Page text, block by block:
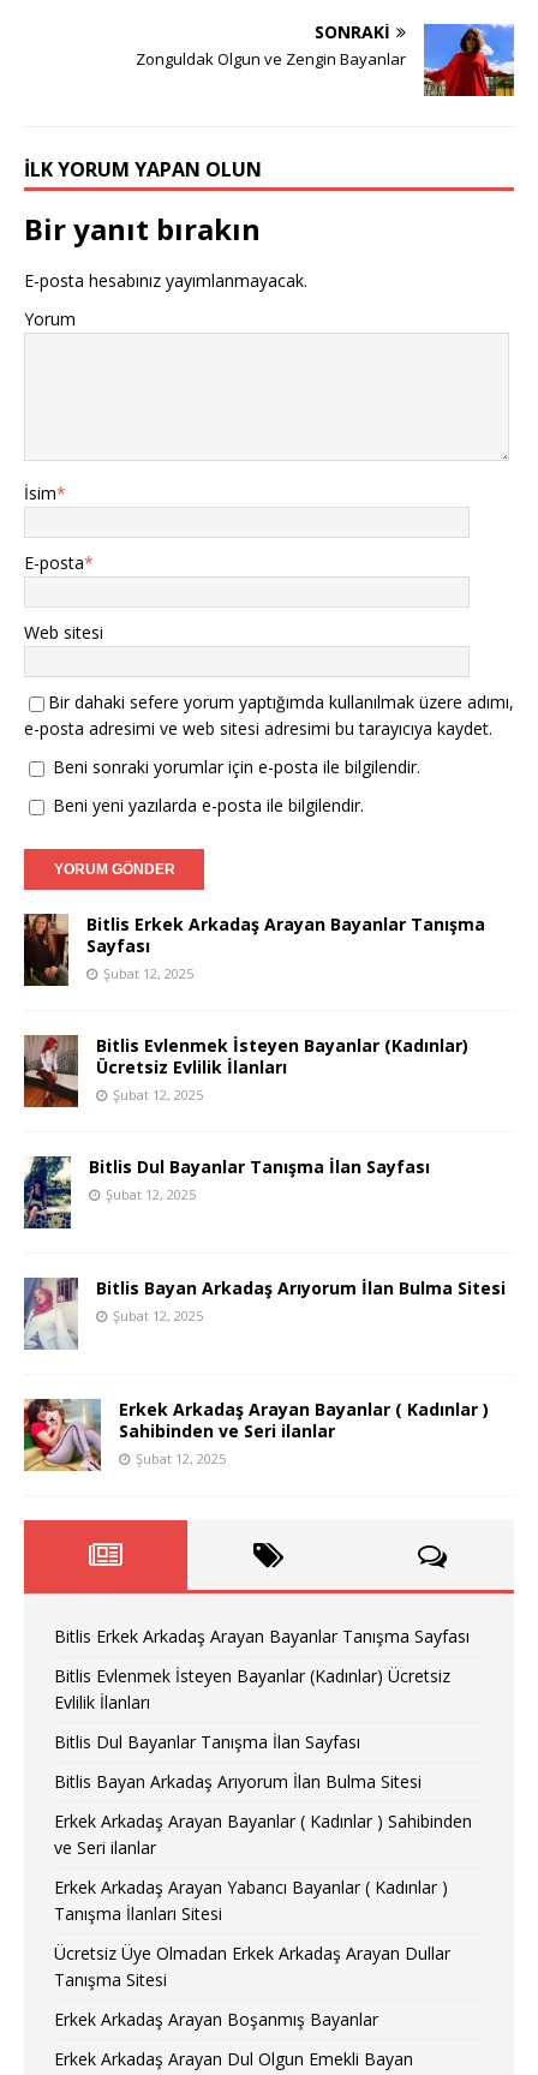
SONRAKI
Zonguldak Olgun ve Zengin Bayanlar
İLK YORUM YAPAN OLUN
Bir yanıt bırakın
E-posta hesabınız yayımlanmayacak.
Yorum
İsim*
E-posta*
Web sitesi
Bir dahaki sefere yorum yaptığımda kullanılmak üzere adımı,
e-posta adresimi ve web sitesi adresimi bu tarayıcıya kaydet.
Beni sonraki yorumlar için e-posta ile bilgilendir.
Beni yeni yazılarda e-posta ile bilgilendir.
Bitlis Erkek Arkadaş Arayan Bayanlar Tanışma
Sayfası
Şubat 12, 2025
Bitlis Evlenmek İsteyen Bayanlar (Kadınlar)
Ücretsiz Evlilik İlanları
Şubat 12, 2025
Bitlis Dul Bayanlar Tanışma İlan Sayfası
Şubat 12, 2025
Bitlis Bayan Arkadaş Arıyorum İlan Bulma Sitesi
Şubat 12, 2025
Erkek Arkadaş Arayan Bayanlar ( Kadınlar )
Sahibinden ve Seri ilanlar
Şubat 12, 2025
Bitlis Erkek Arkadaş Arayan Bayanlar Tanışma Sayfası
Bitlis Evlenmek İsteyen Bayanlar (Kadınlar) Ücretsiz
Evlilik İlanları
Bitlis Dul Bayanlar Tanışma İlan Sayfası
Bitlis Bayan Arkadaş Arıyorum İlan Bulma Sitesi
Erkek Arkadaş Arayan Bayanlar ( Kadınlar ) Sahibinden
ve Seri ilanlar
Erkek Arkadaş Arayan Yabancı Bayanlar ( Kadınlar )
Tanışma İlanları Sitesi
Ücretsiz Üye Olmadan Erkek Arkadaş Arayan Dullar
Tanışma Sitesi
Erkek Arkadaş Arayan Boşanmış Bayanlar
Erkek Arkadaş Arayan Dul Olgun Emekli Bayan